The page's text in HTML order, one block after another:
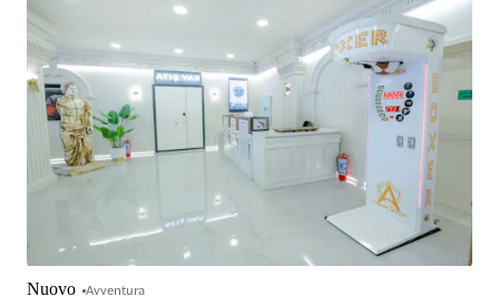
Nuovo Avventura